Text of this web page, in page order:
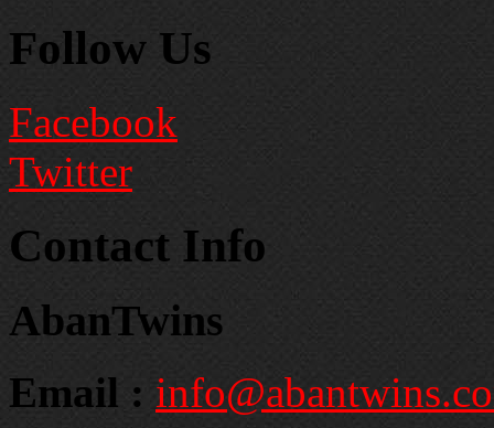
Follow Us
Facebook
Twitter
Contact Info
AbanTwins
Email :